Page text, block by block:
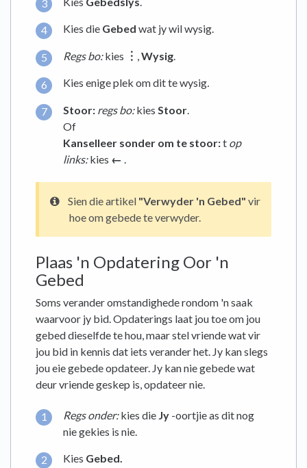
Kies die Gebed wat jy wil wysig.
Regs bo:kies ︙ Wysig
Kies enige plek om dit te wysig.
Stoor: regs bo:kies Stoor.
Of
Kanselleer sonder om te stoor:t op
links:kies ← .
Sien die artikel "Verwyder 'n Gebed" vir
hoe om gebede te verwyder.
Plaas 'n Opdatering Oor 'n
Gebed
Soms verander omstandighede rondom 'n saak
waarvoor jy bid. Opdaterings laat jou toe om jou
gebed dieselfde te hou, maar stel vriende wat vir
jou bid in kennis dat iets verander het. Jy kan slegs
jou eie gebede opdateer. Jy kan nie gebede wat
deur vriende geskep is, opdateer nie.
Regs onder:kies die Jy -oortjie as dit nog
nie gekies is nie.
Kies Gebed.